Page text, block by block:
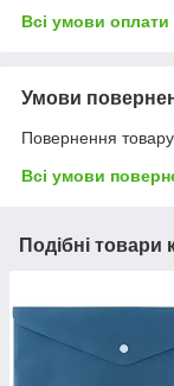
Всі умови оплати
Умови
Повернення
Всі умови
Подібні товари